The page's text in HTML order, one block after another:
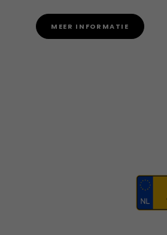
MEER INFORMATIE